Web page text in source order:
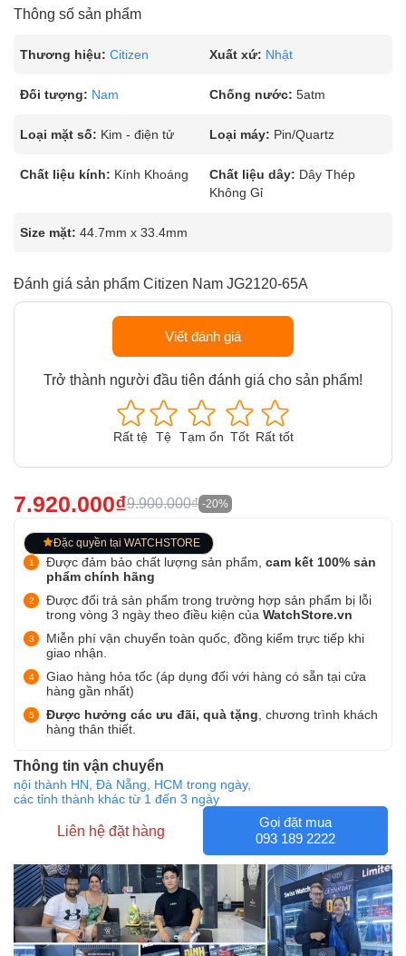
Thông số sản phẩm
Thương hiệu: Citizen Xuất xứ: Nhật
Đối tượng: Nam Chống nước: 5atm
Loại mặt số: Kim - điện tử Loại máy: Pin/Quartz
Chất liệu kính: Kính Khoáng Chất liệu dây: Dây Thép
Không Gỉ
Size mặt: 44.7mm x 33.4mm
Đánh giá sản phẩm Citizen Nam JG2120-65A
Viết đánh giá
Trở thành người đầu tiên đánh giá cho sản phẩm!
Rất tệ Tệ Tạm ổn Tốt Rất tốt
7.920.000₫9.900.000₫ -20%
Đặc quyền tại WATCHSTORE
Được đảm bảo chất lượng sản phẩm, cam kết 100% sản
phẩm chính hãng
Được đổi trả sản phẩm trong trường hợp sản phẩm bị lỗi
trong vòng 3 ngày theo điều kiện của WatchStore.vn
Miễn phí vận chuyển toàn quốc, đồng kiểm trực tiếp khi
giao nhận.
Giao hàng hỏa tốc (áp dụng đối với hàng có sẵn tại cửa
hàng gần nhất)
Được hưởng các ưu đãi, quà tặng , chương trình khách
hàng thân thiết.
Thông tin vận chuyển
nội thành HN, Đà Nẵng, HCM trong ngày,
các tỉnh thành khác từ 1 đến 3 ngày
Liên hệ đặt hàng
Gọi đặt mua
093 189 2222